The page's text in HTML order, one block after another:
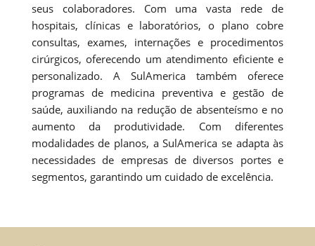
seus colaboradores. Com uma vasta rede de
hospitais, clínicas e laboratórios, o plano cobre
consultas, exames, internações e procedimentos
cirúrgicos, oferecendo um atendimento eficiente e
personalizado. A SulAmerica também oferece
programas de medicina preventiva e gestão de
saúde, auxiliando na redução de absenteísmo e no
aumento da produtividade. Com diferentes
modalidades de planos, a SulAmerica se adapta às
necessidades de empresas de diversos portes e
segmentos, garantindo um cuidado de excelência.